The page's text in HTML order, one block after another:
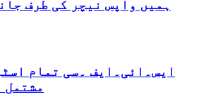
ہمیں واپس نیچر کی طرف
ایس۔ائی۔ایف ۔سی تمام
مشتمل